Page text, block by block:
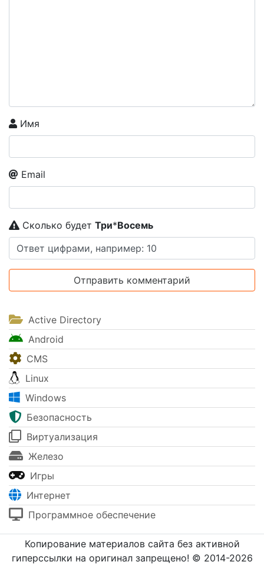
Имя
Email
Сколько будет Tpи*Boceмь
Active Directory
Android
CMS
Linux
Windows
Безопасность
Виртуализация
Железо
Игры
Интернет
Программное обеспечение
Копирование материалов сайта без активной
гиперссылки на оригинал запрещено! © 2014-2026